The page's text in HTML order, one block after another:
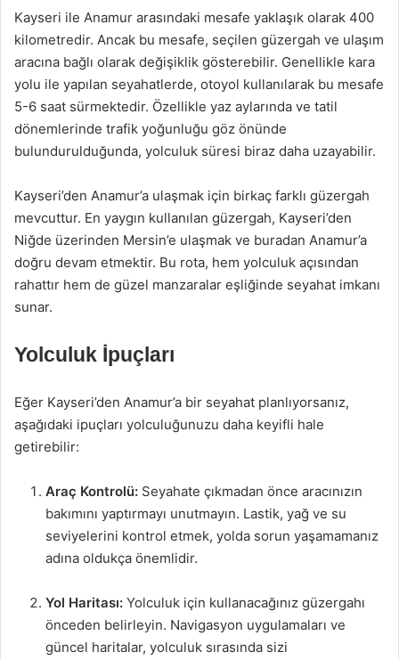
Kayseri ile Anamur arasındaki mesafe yaklaşık olarak 400
kilometredir. Ancak bu mesafe, seçilen güzergah ve ulaşım
aracına bağlı olarak değişiklik gösterebilir. Genellikle kara
yolu ile yapılan seyahatlerde, otoyol kullanılarak bu mesafe
5-6 saat sürmektedir. Özellikle yaz aylarında ve tatil
dönemlerinde trafik yoğunluğu göz önünde
bulundurulduğunda, yolculuk süresi biraz daha uzayabilir.
Kayseri’den Anamur’a ulaşmak için birkaç farklı güzergah
mevcuttur. En yaygın kullanılan güzergah, Kayseri’den
Niğde üzerinden Mersin’e ulaşmak ve buradan Anamur’a
doğru devam etmektir. Bu rota, hem yolculuk açısından
rahattır hem de güzel manzaralar eşliğinde seyahat imkanı
sunar.
Yolculuk İpuçları
Eğer Kayseri’den Anamur’a bir seyahat planlıyorsanız,
aşağıdaki ipuçları yolculuğunuzu daha keyifli hale
getirebilir:
Araç Kontrolü: Seyahate çıkmadan önce aracınızın
bakımını yaptırmayı unutmayın. Lastik, yağ ve su
seviyelerini kontrol etmek, yolda sorun yaşamamanız
adına oldukça önemlidir.
Yol Haritası: Yolculuk için kullanacağınız güzergahı
önceden belirleyin. Navigasyon uygulamaları ve
güncel haritalar, yolculuk sırasında sizi